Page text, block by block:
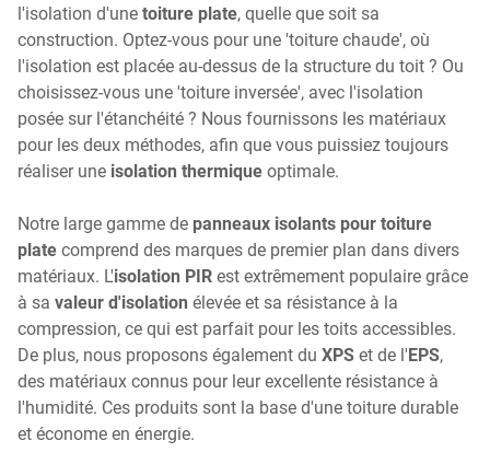
l'isolation d'une toiture plate, quelle que soit sa
construction. Optez-vous pour une 'toiture chaude', où
l'isolation est placée au-dessus de la structure du toit ? Ou
choisissez-vous une 'toiture inversée', avec l'isolation
posée sur l'étanchéité ? Nous fournissons les matériaux
pour les deux méthodes, afin que vous puissiez toujours
réaliser une isolation thermique optimale.
Notre large gamme de panneaux isolants pour toiture
plate comprend des marques de premier plan dans divers
matériaux. L'isolation PIR est extrêmement populaire grâce
à sa valeur d'isolation élevée et sa résistance à la
compression, ce qui est parfait pour les toits accessibles.
De plus, nous proposons également du XPS et de l'EPS,
des matériaux connus pour leur excellente résistance à
l'humidité. Ces produits sont la base d'une toiture durable
et économe en énergie.